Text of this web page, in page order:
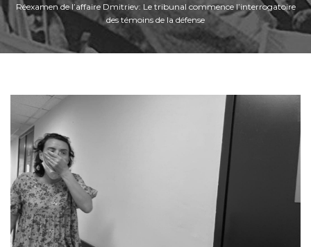
Réexamen de l’affaire Dmitriev: Le tribunal commence l’interrogatoire
des témoins de la défense